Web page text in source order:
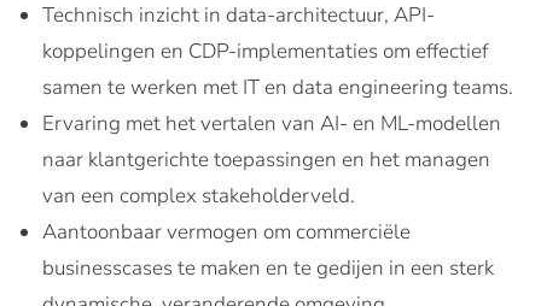
Technisch inzicht in data-architectuur, API-
koppelingen en CDP-implementaties om effectief
samen te werken met IT en data engineering teams.
Ervaring met het vertalen van AI- en ML-modellen
naar klantgerichte toepassingen en het managen
van een complex stakeholderveld.
Aantoonbaar vermogen om commerciële
businesscases te maken en te gedijen in een sterk